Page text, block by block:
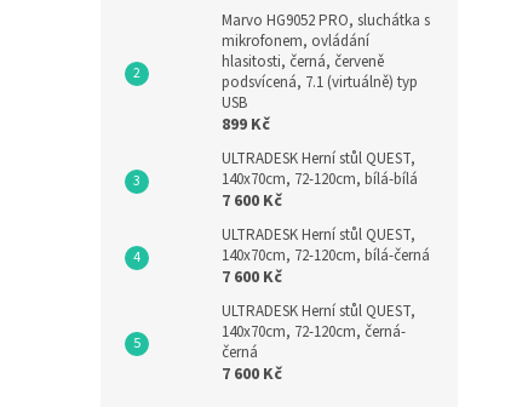
Marvo HG9052 PRO, sluchátka s
mikrofonem, ovládání
hlasitosti, černá, červeně
podsvícená, 7.1 (virtuálně) typ
USB
899 Kč
ULTRADESK Herní stůl QUEST,
140x70cm, 72-120cm, bílá-bílá
7 600 Kč
ULTRADESK Herní stůl QUEST,
140x70cm, 72-120cm, bílá-černá
7 600 Kč
ULTRADESK Herní stůl QUEST,
140x70cm, 72-120cm, černá-
černá
7 600 Kč